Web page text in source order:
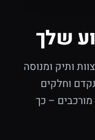
שלך
ותיק ומנוסה
וחלקים
מורכבים – כך